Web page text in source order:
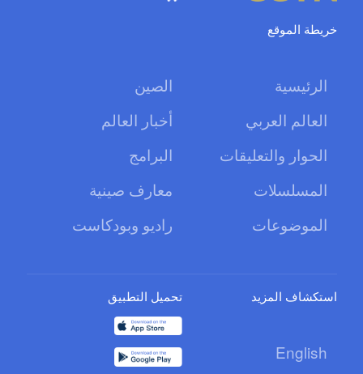
خريطة الموقع
الرئيسية
الصين
العالم العربي
أخبار العالم
الحوار والتعليقات
البرامج
المسلسلات
معارف صينية
الموضوعات
راديو وبودكاست
استكشاف المزيد
English
تحميل التطبيق